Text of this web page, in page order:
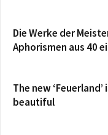
Die Werke der
Aphorismen aus 40
The new
beautiful